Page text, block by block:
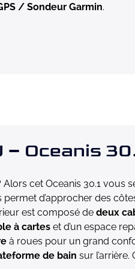
/ Sondeur Garmin.
– Oceanis
cet Oceanis 30.1 vous
permet d’approcher des
est composé de deux
à cartes et d’un espace
à roues pour un grand
de bain sur